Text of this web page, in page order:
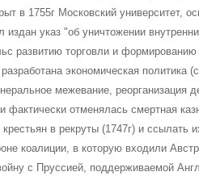
в 1755г Московский университет,
издан указ "об уничтожении
развитию торговли и формированию
экономическая политика
межевание, реорганизация
фактически отменялась смертная
в рекруты (1747г) и ссылать
коалиции, в которую входили
с Пруссией, поддерживаемой